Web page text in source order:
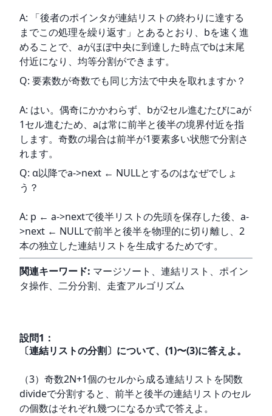
A: 「後者のポインタが連結リストの終わりに達する
までこの処理を繰り返す」とあるとおり、bを速く進
めることで、aがほぼ中央に到達した時点でbは末尾
付近になり、均等分割ができます。
Q: 要素数が奇数でも同じ方法で中央を取れますか？
A: はい。偶奇にかかわらず、bが2セル進むたびにaが
1セル進むため、aは常に前半と後半の境界付近を指
します。奇数の場合は前半が1要素多い状態で分割さ
れます。
Q: α以降でa->next ← NULLとするのはなぜでしょ
う？
A: p ← a->nextで後半リストの先頭を保存した後、a-
>next ← NULLで前半と後半を物理的に切り離し、2
本の独立した連結リストを生成するためです。
関連キーワード: マージソート、連結リスト、ポイン
タ操作、二分分割、走査アルゴリズム
設問1 ：
〔連結リストの分割〕について、(1)〜(3)に答えよ。
（3）奇数2N+1個のセルから成る連結リストを関数
divideで分割すると、前半と後半の連結リストのセル
の個数はそれぞれ幾つになるか式で答えよ。